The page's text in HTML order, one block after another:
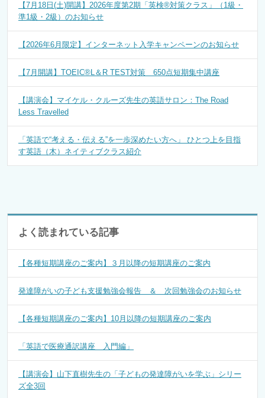
【7月18日(土)開講】2026年度第2期「英検®対策クラス」（1級・
準1級・2級）のお知らせ
【2026年6月限定】インターネット入学キャンペーンのお知らせ
【7月開講】TOEIC®L＆R TEST対策 650点短期集中講座
【講演会】マイケル・クルーズ先生の英語サロン：The Road
Less Travelled
「英語で“考える・伝える”を一歩深めたい方へ」 ひとつ上を目指
す英語（木）ネイティブクラス紹介
よく読まれている記事
【各種短期講座のご案内】３月以降の短期講座のご案内
発達障がいの子ども支援勉強会報告 ＆ 次回勉強会のお知らせ
【各種短期講座のご案内】10月以降の短期講座のご案内
「英語で医療通訳講座 入門編」
【講演会】山下直樹先生の「子どもの発達障がいを学ぶ」シリー
ズ全3回